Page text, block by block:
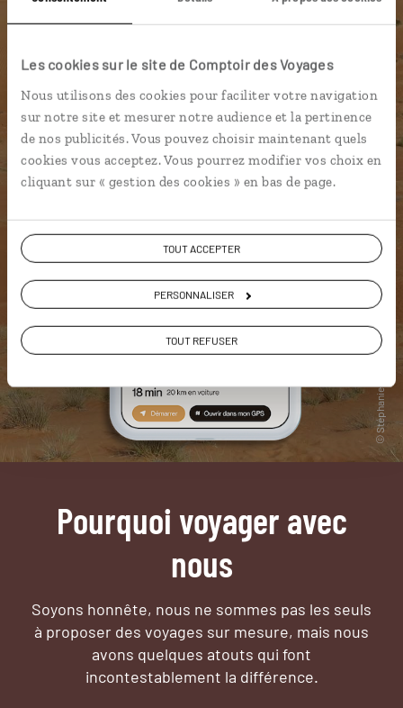
Les cookies sur le site de Comptoir des Voyages
Nous utilisons des cookies pour faciliter votre navigation
sur notre site et mesurer notre audience et la pertinence
de nos publicités. Vous pouvez choisir maintenant quels
cookies vous acceptez. Vous pourrez modifier vos choix en
cliquant sur « gestion des cookies » en bas de page.
TOUT ACCEPTER
PERSONNALISER
TOUT REFUSER
Pourquoi voyager avec
nous
Soyons honnête, nous ne sommes pas les seuls
à proposer des voyages sur mesure, mais nous
avons quelques atouts qui font
incontestablement la différence.